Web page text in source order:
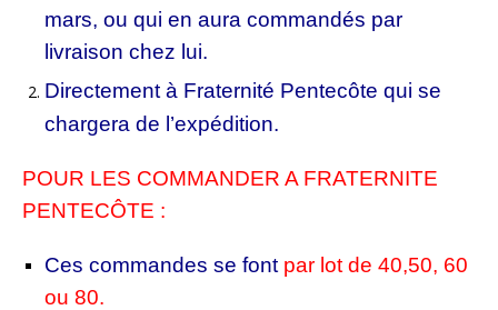
mars, ou qui en aura commandés par
livraison chez lui.
Directement à Fraternité Pentecôte qui se
chargera de l’expédition.
POUR LES COMMANDER A FRATERNITE
PENTECÔTE :
Ces commandes se font par lot de 40,50, 60
ou 80.